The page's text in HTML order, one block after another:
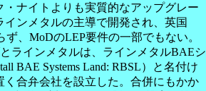
ナイトよりも実質的なアップグレー
インメタルの主導で開発され、英国
、MoDのLEP要件の一部でもない。
ラインメタルは、ラインメタルBAEシ
BAE Systems Land: RBSL）と名付け
く合弁会社を設立した。合併にもかか